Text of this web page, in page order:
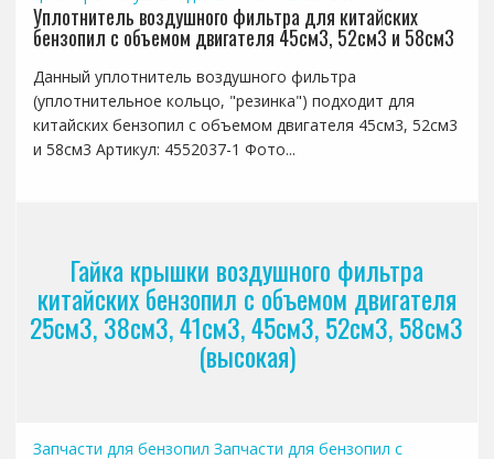
Уплотнитель воздушного фильтра для китайских
бензопил с объемом двигателя 45см3, 52см3 и 58см3
Данный уплотнитель воздушного фильтра
(уплотнительное кольцо, "резинка") подходит для
китайских бензопил с объемом двигателя 45см3, 52см3
и 58см3 Артикул: 4552037-1 Фото...
Гайка крышки воздушного фильтра
китайских бензопил с объемом двигателя
25см3, 38см3, 41см3, 45см3, 52см3, 58см3
(высокая)
Запчасти для бензопил Запчасти для бензопил с